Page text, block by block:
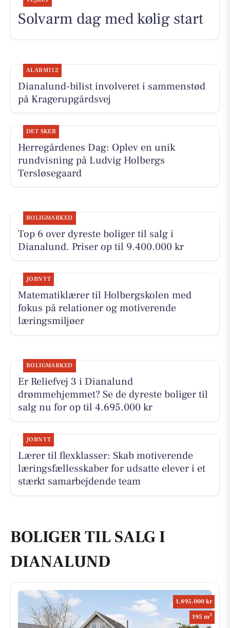
Solvarm dag med kølig start
ALARM112
Dianalund-bilist involveret i sammenstød
på Kragerupgårdsvej
DET SKER
Herregårdenes Dag: Oplev en unik
rundvisning på Ludvig Holbergs
Tersløsegaard
BOLIGMARKED
Top 6 over dyreste boliger til salg i
Dianalund. Priser op til 9.400.000 kr
JOBNYT
Matematiklærer til Holbergskolen med
fokus på relationer og motiverende
læringsmiljøer
BOLIGMARKED
Er Reliefvej 3 i Dianalund
drømmehjemmet? Se de dyreste boliger til
salg nu for op til 4.695.000 kr
JOBNYT
Lærer til flexklasser: Skab motiverende
læringsfællesskaber for udsatte elever i et
stærkt samarbejdende team
BOLIGER TIL SALG I
DIANALUND
1.895.000 kr
195 m2